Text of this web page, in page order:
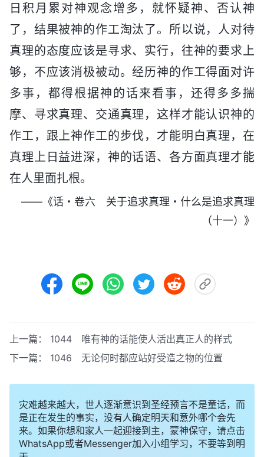
日积月累对神观念增多，就怀疑神、否认神
了，结果被神的作工淘汰了。所以说，人对待
真理的态度应该是寻求、实行，往神的要求上
够，不应该消极被动。经历神的作工得面对许
多事，都得根据神的话来看事，还得多多揣
摩、寻求真理、交通真理，这样才能认识神的
作工，跟上神作工的步伐，才能明白真理，在
真理上日益进深，神的话语、各方面真理才能
在人里面扎根。
——《话・卷六 关于追求真理・什么是追求真理
（十一）》
上一篇： 1044 唯有神的话能使人活出真正人的样式
下一篇： 1046 无论何时都应站好受造之物的位置
灾难越来越大，世人逐渐意识到圣经预言不是童话，而
是正在发生的事实，没有人确定明天和意外哪个会先
来。如果你想和家人一起迎接到主，蒙神保守，请点击
WhatsApp或者Messenger加入小组学习，不要等到明